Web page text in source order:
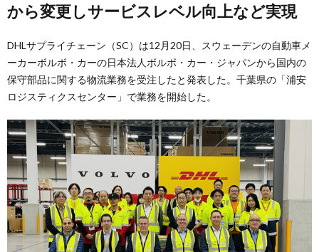
から変更しサービスレベル向上など実現
DHLサプライチェーン（SC）は12月20日、スウェーデンの自動車メ
ーカーボルボ・カーの日本法人ボルボ・カー・ジャパンから国内の
保守部品に関する物流業務を受注したと発表した。千葉県の「浦安
ロジスティクスセンター」で業務を開始した。